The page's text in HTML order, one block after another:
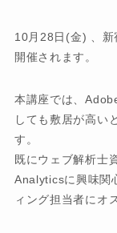
10月28日(金) 、
開催されます。
本講座では、
しても敷居が高い
す。
既にウェブ解析士
Analyticsに興味関
ィング担当者にオ